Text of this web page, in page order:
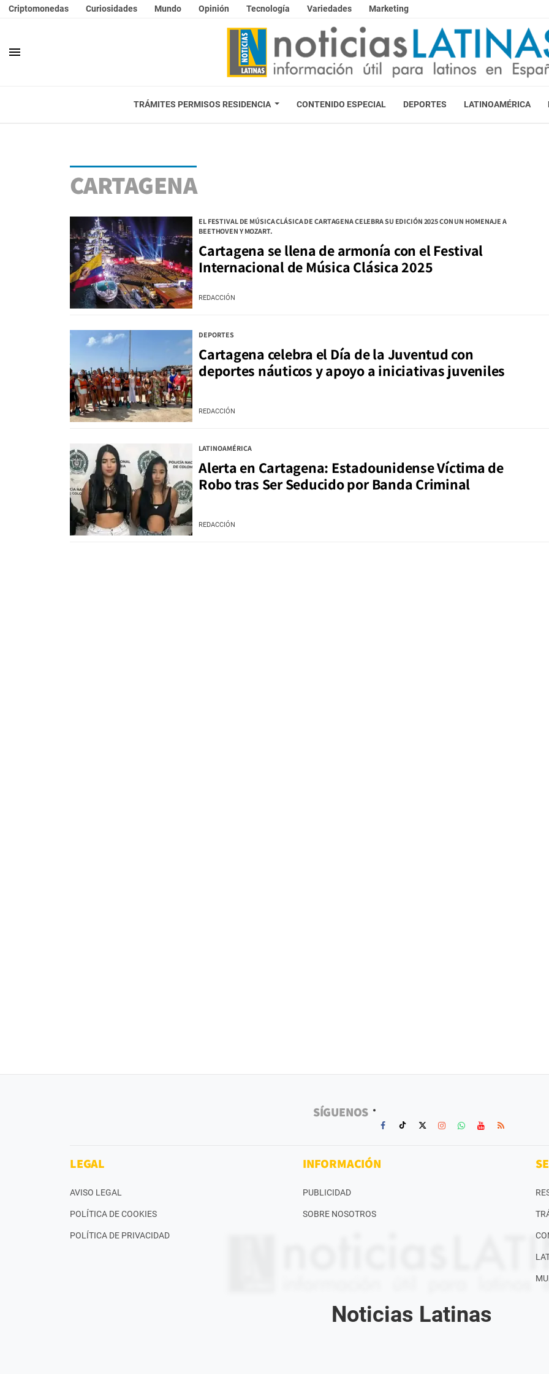
Criptomonedas Curiosidades Mundo Opinión Tecnología Variedades Marketing
menu
TRÁMITES PERMISOS RESIDENCIA CONTENIDO ESPECIAL DEPORTES LATINOAMÉRICA
CARTAGENA
EL FESTIVAL DE MÚSICA CLÁSICA DE CARTAGENA CELEBRA SU EDICIÓN 2025 CON UN HOMENAJE A
BEETHOVEN Y MOZART.
Cartagena se llena de armonía con el Festival
Internacional de Música Clásica 2025
REDACCIÓN
DEPORTES
Cartagena celebra el Día de la Juventud con
deportes náuticos y apoyo a iniciativas juveniles
REDACCIÓN
LATINOAMÉRICA
Alerta en Cartagena: Estadounidense Víctima de
Robo tras Ser Seducido por Banda Criminal
REDACCIÓN
SÍGUENOS
LEGAL
AVISO LEGAL
POLÍTICA DE COOKIES
POLÍTICA DE PRIVACIDAD
INFORMACIÓN
PUBLICIDAD
SOBRE NOSOTROS
Noticias Latinas